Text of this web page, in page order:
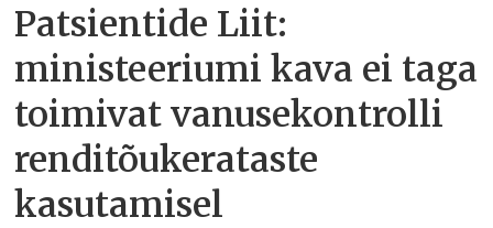
Patsientide Liit:
ministeeriumi kava ei taga
toimivat vanusekontrolli
renditõukerataste
kasutamisel